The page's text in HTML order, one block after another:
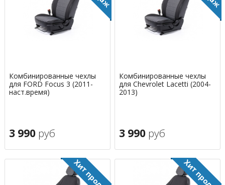
Комбинированные чехлы
для FORD Focus 3 (2011-
наст.время)
3 990 руб
Комбинированные чехлы
для Chevrolet Lacetti (2004-
2013)
3 990 руб